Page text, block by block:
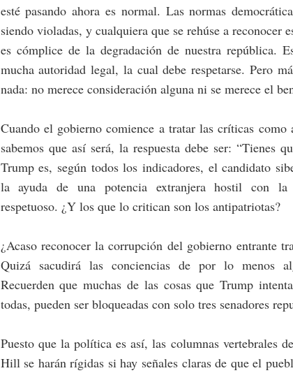
esté pasando ahora es normal. Las normas
siendo violadas, y cualquiera que se rehúse a reconocer
es cómplice de la degradación de nuestra república.
mucha autoridad legal, la cual debe respetarse. Pero
nada: no merece consideración alguna ni se merece el
Cuando el gobierno comience a tratar las críticas
sabemos que así será, la respuesta debe ser: “Tienes
Trump es, según todos los indicadores, el candidato
la ayuda de una potencia extranjera hostil con la
respetuoso. ¿Y los que lo critican son los antipatriotas?
¿Acaso reconocer la corrupción del gobierno entrante
Quizá sacudirá las conciencias de por lo menos
Recuerden que muchas de las cosas que Trump
todas, pueden ser bloqueadas con solo tres senadores
Puesto que la política es así, las columnas vertebrales
Hill se harán rígidas si hay señales claras de que el